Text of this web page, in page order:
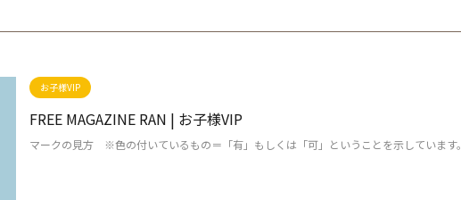
お子様VIP
FREE MAGAZINE RAN | お子様VIP
マークの見方 ※色の付いているもの＝「有」もしくは「可」ということを示しています。